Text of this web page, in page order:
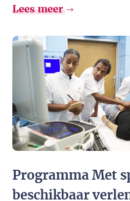
Lees meer
Programma Met
beschikbaar